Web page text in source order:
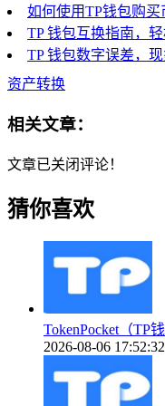
如何使用TP钱包购
TP 钱包互换指南，
TP 钱包数字误差，
资产转换
相关文章：
文章已关闭评论！
猜你喜欢
TokenPocket（TP
2026-08-06 17:52:32